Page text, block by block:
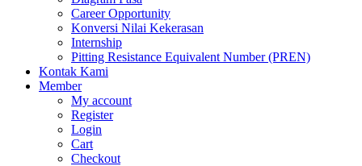
Career Opportunity
Konversi Nilai Kekerasan
Internship
Pitting Resistance Equivalent Number (PREN)
Kontak Kami
Member
My account
Register
Login
Cart
Checkout